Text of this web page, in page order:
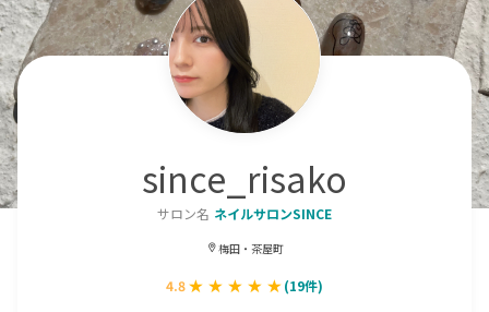
since_risako
サロン名 ネイルサロンSINCE
梅田・茶屋町
4.8 (19件)